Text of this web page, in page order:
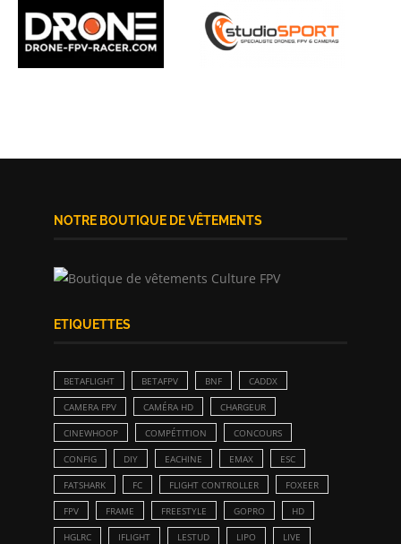
NOTRE BOUTIQUE DE VÊTEMENTS
ETIQUETTES
BETAFLIGHT BETAFPV BNF CADDX
CAMERA FPV CAMÉRA HD CHARGEUR
CINEWHOOP COMPÉTITION CONCOURS
CONFIG DIY EACHINE EMAX ESC
FATSHARK FC FLIGHT CONTROLLER FOXEER
FPV FRAME FREESTYLE GOPRO HD
HGLRC IFLIGHT LESTUD LIPO LIVE